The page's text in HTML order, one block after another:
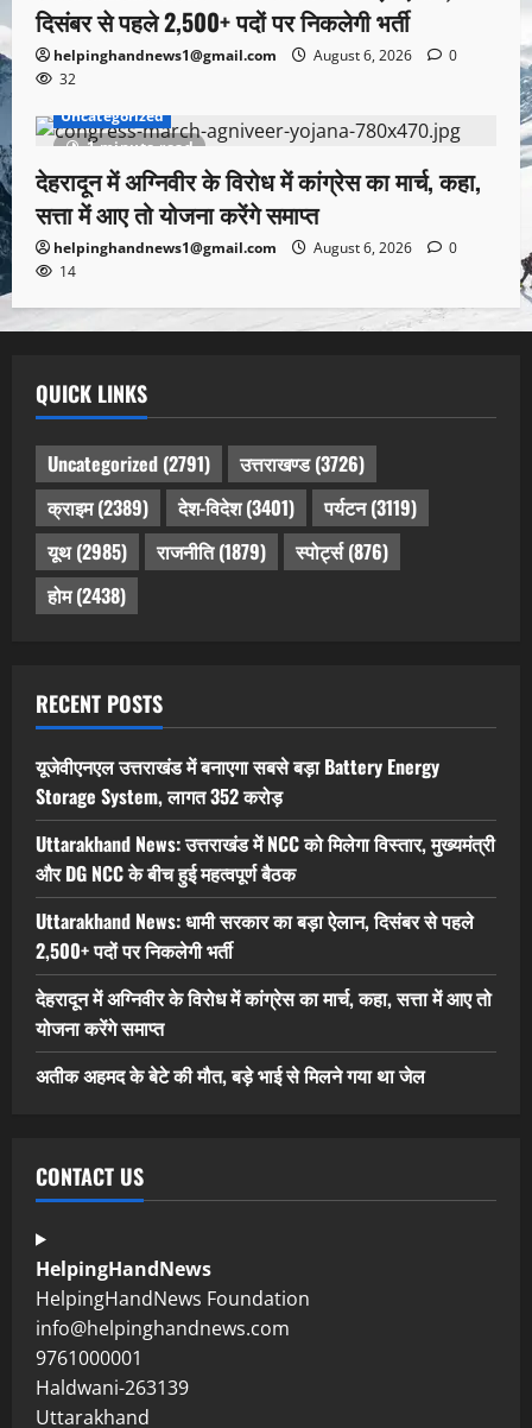
दिसंबर से पहले 2,500+ पदों पर निकलेगी भर्ती
helpinghandnews1@gmail.com August 6, 2026
0
32
1 minute read
Uncategorized
देहरादून में अग्निवीर के विरोध में कांग्रेस का मार्च, कहा,
सत्ता में आए तो योजना करेंगे समाप्त
helpinghandnews1@gmail.com August 6, 2026
0
14
QUICK LINKS
Uncategorized (2791) उत्तराखण्ड(3726)
क्राइम(2389) देश-विदेश(3401) पर्यटन(3119)
यूथ(2985) राजनीति(1879) स्पोर्ट्स(876)
होम(2438)
RECENT POSTS
यूजेवीएनएल उत्तराखंड में बनाएगा सबसे बड़ा Battery Energy
Storage System, लागत 352 करोड़
Uttarakhand News: उत्तराखंड में NCC को मिलेगा विस्तार, मुख्यमंत्री
और DG NCC के बीच हुई महत्वपूर्ण बैठक
Uttarakhand News: धामी सरकार का बड़ा ऐलान, दिसंबर से पहले
2,500+ पदों पर निकलेगी भर्ती
देहरादून में अग्निवीर के विरोध में कांग्रेस का मार्च, कहा, सत्ता में आए तो
योजना करेंगे समाप्त
अतीक अहमद के बेटे की मौत, बड़े भाई से मिलने गया था जेल
CONTACT US
HelpingHandNews
HelpingHandNews Foundation
info@helpinghandnews.com
9761000001
Haldwani-263139
Uttarakhand